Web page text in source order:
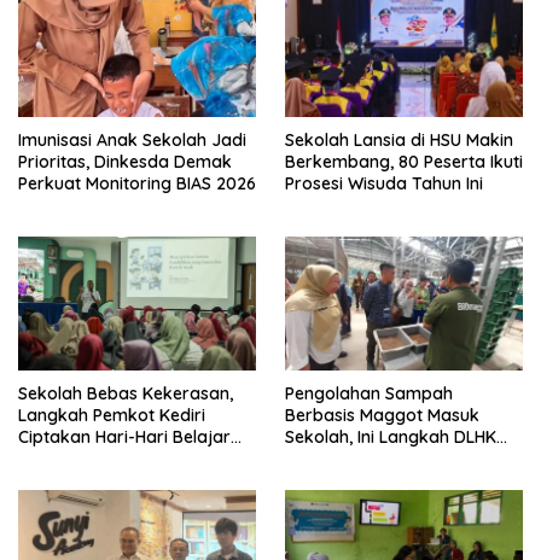
Imunisasi Anak Sekolah Jadi
Prioritas, Dinkesda Demak
Perkuat Monitoring BIAS 2026
Sekolah Lansia di HSU Makin
Berkembang, 80 Peserta Ikuti
Prosesi Wisuda Tahun Ini
Sekolah Bebas Kekerasan,
Langkah Pemkot Kediri
Ciptakan Hari-Hari Belajar
Pengolahan Sampah
Berbasis Maggot Masuk
Sekolah, Ini Langkah DLHK